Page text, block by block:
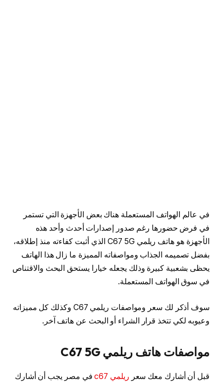
في عالم الهواتف المستعملة هناك بعض الأجهزة التي تستمر
في فرض حضورها رغم صدور إصدارات أحدث وأحد هذه
الأجهزة هو هاتف ريلمي C67 5G الذي أثبت كفاءته منذ إطلاقه،
بفضل تصميمه الجذاب ومواصفاته المميزة ما زال هذا الهاتف
يحظى بشعبية كبيرة وذلك يجعله خيارا يستحق البحث والاقتناص
في سوق الهواتف المستعملة.
سوف أذكر لك سعر ومواصفات ريلمي C67 وكذلك كل مميزاته
وعيوبه لكي تتخذ قرار الشراء أو البحث عن هاتف آخر.
مواصفات هاتف ريلمي C67 5G
قبل أن أشارك معك سعر ريلمي c67
في مصر يجب أن أشارك